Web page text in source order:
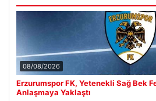
08/08/2026
Erzurumspor FK, Yetenekli Sağ Bek
Anlaşmaya Yaklaştı